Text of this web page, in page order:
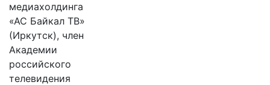
медиахолдинга
«АС Байкал ТВ»
(Иркутск), член
Академии
российского
телевидения